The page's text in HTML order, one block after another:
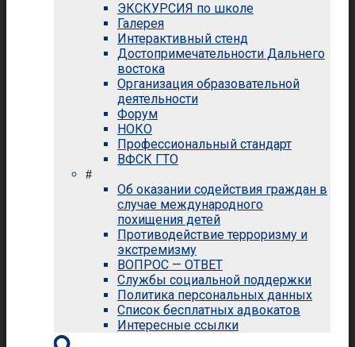
ЭКСКУРСИЯ по школе
Галерея
Интерактивный стенд
Достопримечательности Дальнего
востока
Организация образовательной
деятельности
Форум
НОКО
Профессиональный стандарт
ВФСК ГТО
#
Об оказании содействия граждан в
случае международного
похищения детей
Противодействие терроризму и
экстремизму
ВОПРОС — ОТВЕТ
Службы социальной поддержки
Политика персональных данных
Список бесплатных адвокатов
Интересные ссылки